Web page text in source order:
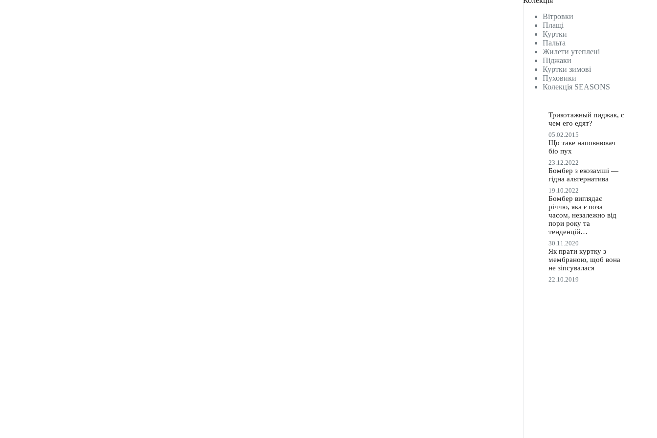
Вітровки
Плащі
Куртки
Пальта
Жилети утеплені
Піджаки
Куртки зимові
Пуховики
Колекція SEASONS
Трикотажный пиджак, с
чем его едят?
05.02.2015
Що таке наповнювач
біо пух
23.12.2022
Бомбер з екозамші —
гідна альтернатива
19.10.2022
Бомбер виглядає
річчю, яка є поза
часом, незалежно від
пори року та
тенденцій…
30.11.2020
Як прати куртку з
мембраною, щоб вона
не зіпсувалася
22.10.2019